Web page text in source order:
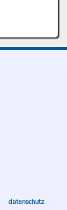
datenschutz